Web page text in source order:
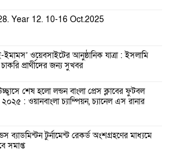
Year 12. 10-16 Oct.2025
ইমামস’ ওয়েবসাইটের আনুষ্ঠানিক যাত্রা : ইসলামি
প্রার্থীদের জন্য সুখবর
শেষ হলো লন্ডন বাংলা প্রেস ক্লাবের ফুটবল
২০২৫ : ওয়ানবাংলা চ্যাম্পিয়ন, চ্যানেল এস রানার
ব্যাডমিন্টন টুর্নামেন্ট রেকর্ড অংশগ্রহণের মাধ্যমে
সমাপ্ত